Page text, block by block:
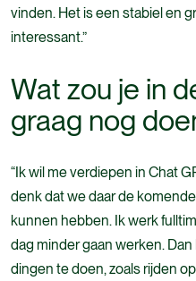
vinden. Het is een stabiel en
interessant.”
Wat zou je in
graag nog
“Ik wil me verdiepen in Chat
denk dat we daar de
kunnen hebben. Ik werk
dag minder gaan werken.
dingen te doen, zoals rijden